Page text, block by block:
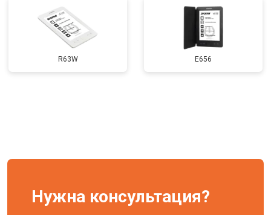
Замена задней крышки
R63W E656
Нужна консультация?